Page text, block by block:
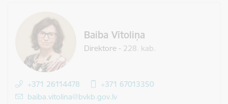
Baiba Vītoliņa
Direktore - 228. kab.
+371 26114478
+371 67013350
E-pasts:
baiba.vitolina@bvkb.gov.lv